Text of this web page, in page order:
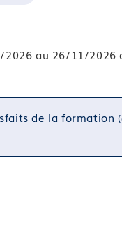
au 26/11/2026
de la formation